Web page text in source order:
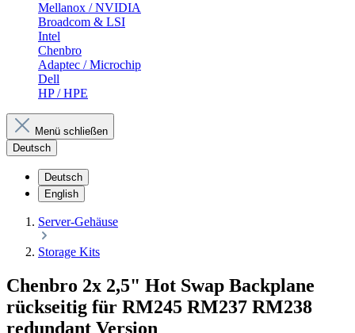
Mellanox / NVIDIA
Broadcom & LSI
Intel
Chenbro
Adaptec / Microchip
Dell
HP / HPE
Menü schließen
Deutsch
Deutsch
English
Server-Gehäuse
Storage Kits
Chenbro 2x 2,5" Hot Swap Backplane
rückseitig für RM245 RM237 RM238
redundant Version